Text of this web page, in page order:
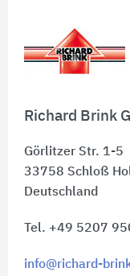
Richard Brink
Görlitzer Str. 1-5
33758 Schloß
Deutschland
Tel. +49 5207
info@richard-
Preises zu